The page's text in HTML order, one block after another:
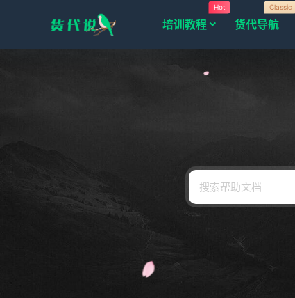
培训教程
Hot
货代导航
Classic